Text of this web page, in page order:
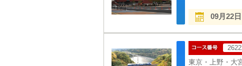
09月22